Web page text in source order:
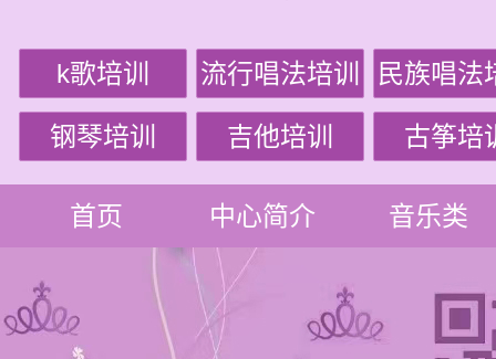
k歌培训 流行唱法培训 民族唱法
钢琴培训 吉他培训 古筝培
首页 中心简介 音乐类